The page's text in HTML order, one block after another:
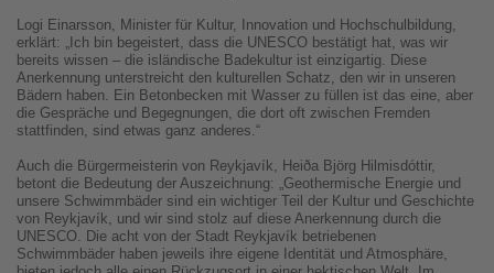
Logi Einarsson, Minister für Kultur, Innovation und Hochschulbildung,
erklärt: „Ich bin begeistert, dass die UNESCO bestätigt hat, was wir
bereits wissen – die isländische Badekultur ist einzigartig. Diese
Anerkennung unterstreicht den kulturellen Schatz, den wir in unseren
Bädern haben. Ein Betonbecken mit Wasser zu füllen ist das eine, aber
die Gespräche und Begegnungen, die dort oft zwischen Fremden
stattfinden, sind etwas ganz anderes.“
Auch die Bürgermeisterin von Reykjavík, Heiða Björg Hilmisdóttir,
betont die Bedeutung der Auszeichnung: „Geothermische Energie und
unsere Schwimmbäder sind ein wichtiger Teil der Kultur und Geschichte
von Reykjavík, und wir sind stolz auf diese Anerkennung durch die
UNESCO. Die acht von der Stadt Reykjavík betriebenen
Schwimmbäder haben jeweils ihre eigene Identität und Atmosphäre,